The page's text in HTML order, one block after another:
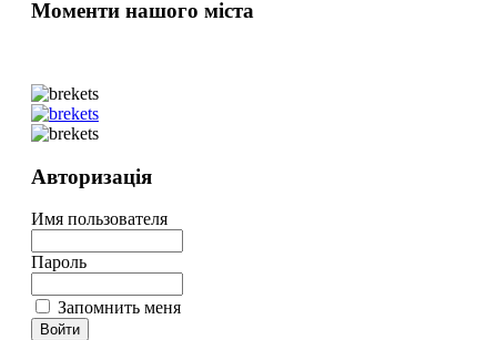
Моменти нашого міста
Авторизація
Имя пользователя
Пароль
Запомнить меня